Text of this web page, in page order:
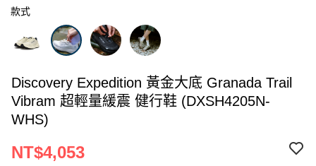
款式
Discovery Expedition 黃金大底 Granada Trail
Vibram 超輕量緩震 健行鞋 (DXSH4205N-
WHS)
NT$4,053